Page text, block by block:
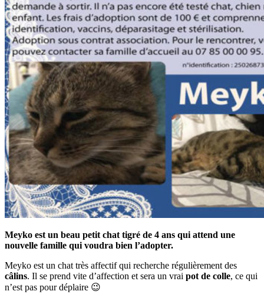
Meyko est un beau petit chat tigré de 4 ans qui attend une
nouvelle famille qui voudra bien l’adopter.
Meyko est un chat très affectif qui recherche régulièrement des
câlins. Il se prend vite d’affection et sera un vrai pot de colle, ce qui
n’est pas pour déplaire 😉